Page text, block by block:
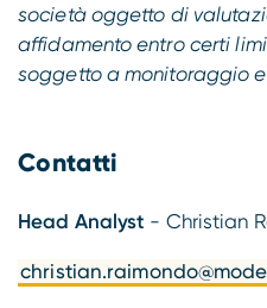
società oggetto di
affidamento entro certi
soggetto a monitoraggio
Contatti
Head Analyst - Christian